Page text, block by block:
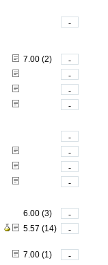
-
7.00 (2)
-
-
-
-
-
-
-
-
6.00 (3)
-
5.57 (14)
-
7.00 (1) -